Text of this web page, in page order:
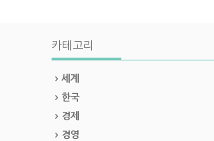
카테고리
세계
한국
경제
경영